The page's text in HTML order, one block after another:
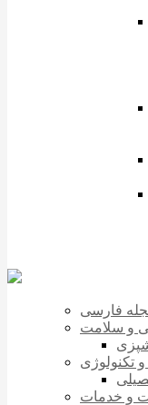
فارسی
و سلامت
تکنولوژی
و خدمات